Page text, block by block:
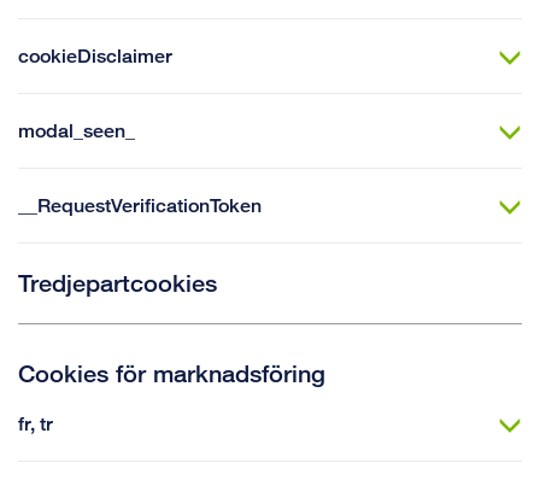
cookieDisclaimer
modal_seen_
__RequestVerificationToken
Tredjepartcookies
Cookies för marknadsföring
fr, tr